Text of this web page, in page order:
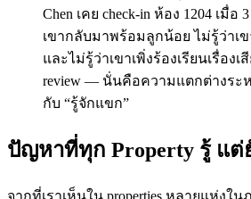
Chen เคย check-in ห้อง 1204 เมื่
เขากลับมาพร้อมลูกน้อย ไม่รู้ว่าเ
และไม่รู้ว่าเขาเพิ่งร้องเรียนเรื่องเ
review — นั่นคือความแตกต่างระ
กับ “รู้จักแขก”
ปัญหาที่ทุก Property รู้ แต่
จากที่เราเห็นใน properties หลายแห่งใ